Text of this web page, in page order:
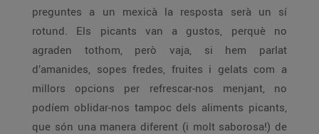
preguntes a un mexicà la resposta serà un sí
rotund. Els picants van a gustos, perquè no
agraden tothom, però vaja, si hem parlat
d’amanides, sopes fredes, fruites i gelats com a
millors opcions per refrescar-nos menjant, no
podíem oblidar-nos tampoc dels aliments picants,
que són una manera diferent (i molt saborosa!) de